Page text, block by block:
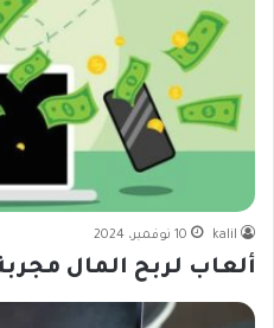
kalil 10 نوفمبر، 2024
ألعاب لربح المال